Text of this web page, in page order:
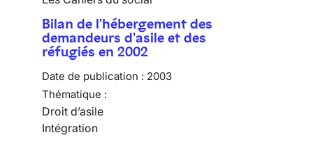
Bilan de l'hébergement des
demandeurs d'asile et des
réfugiés en 2002
Date de publication : 2003
Thématique :
Droit d’asile
Intégration